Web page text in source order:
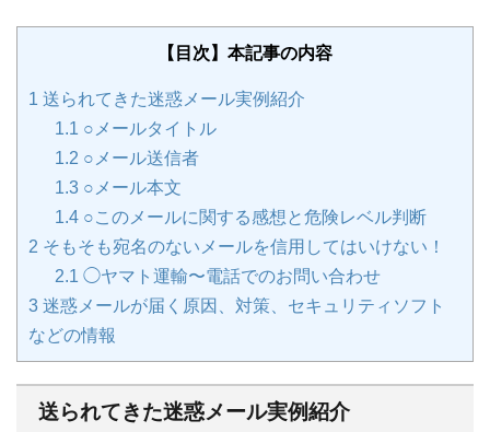
【目次】本記事の内容
1 送られてきた迷惑メール実例紹介
1.1 ○メールタイトル
1.2 ○メール送信者
1.3 ○メール本文
1.4 ○このメールに関する感想と危険レベル判断
2 そもそも宛名のないメールを信用してはいけない！
2.1 ◯ヤマト運輸〜電話でのお問い合わせ
3 迷惑メールが届く原因、対策、セキュリティソフト
などの情報
送られてきた迷惑メール実例紹介